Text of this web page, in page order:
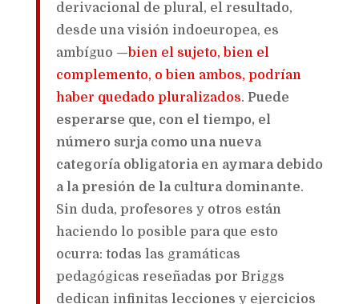
derivacional de plural, el resultado,
desde una visión indoeuropea, es
ambíguo —bien el sujeto, bien el
complemento, o bien ambos, podrían
haber quedado pluralizados. Puede
esperarse que, con el tiempo, el
número surja como una nueva
categoría obligatoria en aymara debido
a la presión de la cultura dominante.
Sin duda, profesores y otros están
haciendo lo posible para que esto
ocurra: todas las gramáticas
pedagógicas reseñadas por Briggs
dedican infinitas lecciones y ejercicios